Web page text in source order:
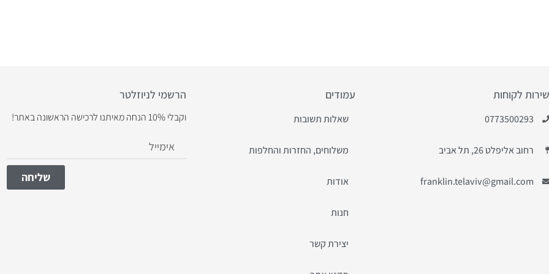
שירות לקוחות
0773500293
רחוב אליפלט 26, תל אביב
franklin.telaviv@gmail.com
עמודים
שאלות תשובות
משלוחים, החזרות והחלפות
אודות
חנות
יצירת קשר
הרשמי לניוזלטר
וקבלי 10% הנחה מאיתנו לרכישה הראשונה באתר!
שליחה